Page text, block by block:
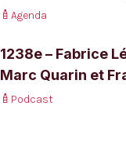
Agenda
1238e – Fabrice
Marc Quarin et
Podcast